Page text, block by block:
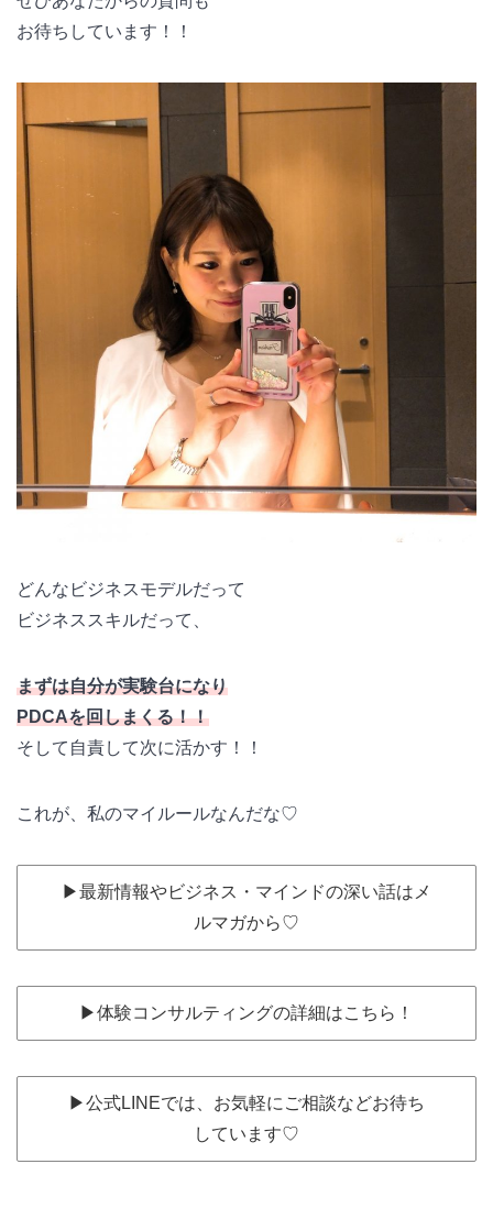
お待ちしています！！
どんなビジネスモデルだって
ビジネススキルだって、
まずは自分が実験台になり
PDCAを回しまくる！！
そして自責して次に活かす！！
これが、私のマイルールなんだな♡
▶︎最新情報やビジネス・マインドの深い話はメ
ルマガから♡
▶︎体験コンサルティングの詳細はこちら！
▶︎公式LINEでは、お気軽にご相談などお待ち
しています♡